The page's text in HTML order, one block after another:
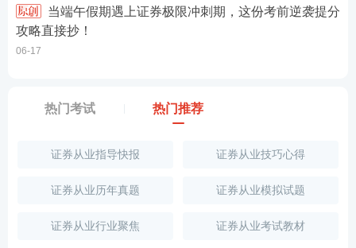
攻略直接抄！
06-17
热门考试 热门推荐
证券从业指导快报 证券从业技巧心得
证券从业历年真题 证券从业模拟试题
证券从业行业聚焦 证券从业考试教材